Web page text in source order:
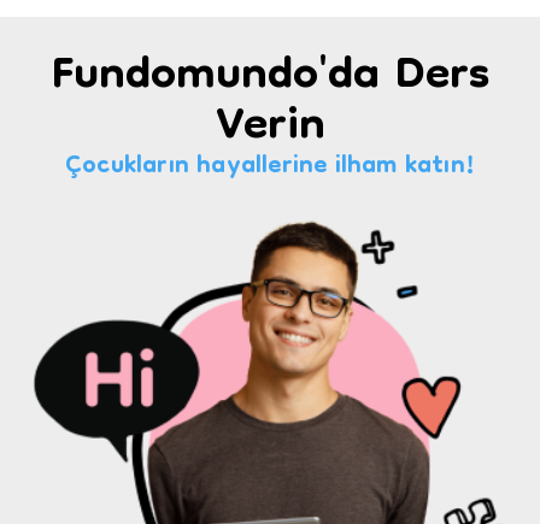
Fundomundo'da Ders
Verin
Çocukların hayallerine ilham katın!